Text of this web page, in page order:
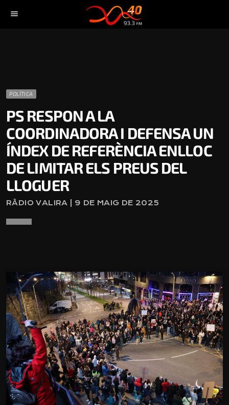
menu
POLÍTICA
PS RESPON A LA
COORDINADORA I DEFENSA UN
ÍNDEX DE REFERÈNCIA ENLLOC
DE LIMITAR ELS PREUS DEL
LLOGUER
RÀDIO VALIRA | 9 DE MAIG DE 2025